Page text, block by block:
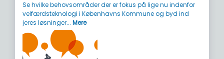
Se hvilke behovsområder der er fokus på lige nu indenfor
velfærdsteknologi i Københavns Kommune og byd ind
jeres løsninger... Mere